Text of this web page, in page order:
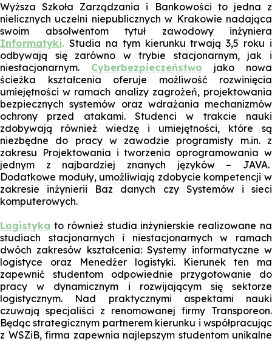
Wyższa Szkoła Zarządzania i Bankowości to jedna z
nielicznych uczelni niepublicznych w Krakowie nadająca
swoim absolwentom tytuł zawodowy inżyniera
Informatyki. Studia na tym kierunku trwają 3,5 roku i
odbywają się zarówno w trybie stacjonarnym, jak i
niestacjonarnym. Cyberbezpieczeństwo jako nowa
ścieżka kształcenia oferuje możliwość rozwinięcia
umiejętności w ramach analizy zagrożeń, projektowania
bezpiecznych systemów oraz wdrażania mechanizmów
ochrony przed atakami. Studenci w trakcie nauki
zdobywają również wiedzę i umiejętności, które są
niezbędne do pracy w zawodzie programisty m.in. z
zakresu Projektowania i tworzenia oprogramowaniaw
jednym z najbardziej znanych języków – JAVA.
Dodatkowe moduły, umożliwiają zdobycie kompetencji w
zakresie inżynierii Baz danych czy Systemów i sieci
komputerowych.
Logistyka to również studia inżynierskie realizowane na
studiach stacjonarnych i niestacjonarnych w ramach
dwóch zakresów kształcenia:Systemy informatyczne w
logistyce oraz Menedżer logistyki. Kierunek ten ma
zapewnić studentom odpowiednie przygotowanie do
pracy w dynamicznym i rozwijającym się sektorze
logistycznym. Nad praktycznymi aspektami nauki
czuwają specjaliści z renomowanej firmy Transporeon.
Będąc strategicznym partnerem kierunku i współpracując
z WSZiB, firma zapewnia najlepszym studentom unikalne